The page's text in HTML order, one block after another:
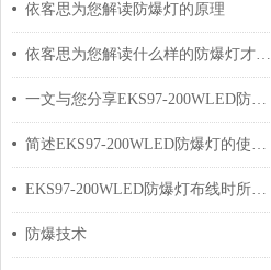
依客思为您解读防爆灯的原理
依客思为您解读什么样的防爆灯才算合格
一文与您分享EKS97-200WLED防爆灯的安装方法
简述EKS97-200WLED防爆灯的使用方法
EKS97-200WLED防爆灯布线时所需要遵循的规则分析
防爆技术